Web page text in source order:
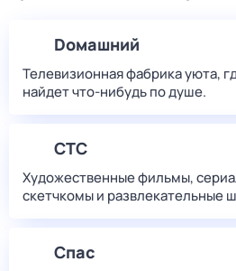
Dомашний
Телевизионная фабрика уюта,
найдет что‑нибудь по душе.
СТС
Художественные фильмы,
скетчкомы и развлекательные
Спас